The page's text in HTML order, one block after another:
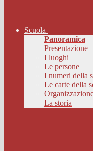
Scuola
Panoramica
Presentazione
I luoghi
Le persone
I numeri della
Le carte della
La storia